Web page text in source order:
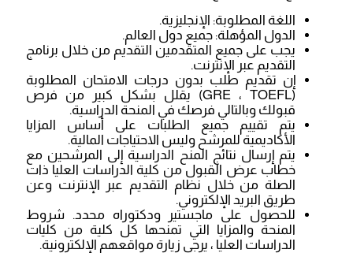
اللغة المطلوبة: الإنجليزية.
الدول المؤهلة: جميع دول العالم.
يجب على جميع المتقدمين التقديم من خلال برنامج
التقديم عبر الإنترنت.
إن تقديم طلب بدون درجات الامتحان المطلوبة
(GRE ، TOEFL) يقلل بشكل كبير من فرص
قبولك وبالتالي فرصك في المنحة الدراسية.
يتم تقييم جميع الطلبات على أساس المزايا
الأكاديمية للمرشح وليس الاحتياجات المالية.
يتم إرسال نتائج المنح الدراسية إلى المرشحين مع
خطاب عرض القبول من كلية الدراسات العليا ذات
الصلة من خلال نظام التقديم عبر الإنترنت وعن
طريق البريد الإلكتروني.
للحصول على ماجستير ودكتوراه محدد. شروط
المنحة والمزايا التي تمنحها كل كلية من كليات
الدراسات العليا ، يرجى زيارة مواقعهم الإلكترونية.